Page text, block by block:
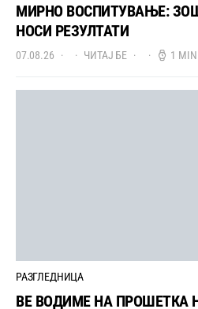
МИРНО ВОСПИТУВАЊЕ:
НОСИ РЕЗУЛТАТИ
07.08.26 ЧИТАЈ БЕ 1 MIN
РАЗГЛЕДНИЦА
ВЕ ВОДИМЕ НА ПРОШЕТКА